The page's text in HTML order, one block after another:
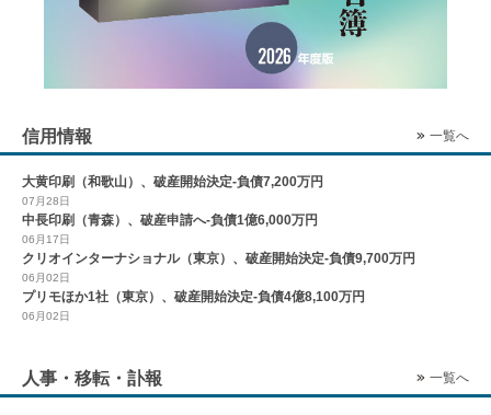
信用情報 一覧へ
大黄印刷（和歌山）、破産開始決定-負債7,200万円
07月28日
中長印刷（青森）、破産申請へ-負債1億6,000万円
06月17日
クリオインターナショナル（東京）、破産開始決定-負債9,700万円
06月02日
プリモほか1社（東京）、破産開始決定-負債4億8,100万円
06月02日
人事・移転・訃報 一覧へ